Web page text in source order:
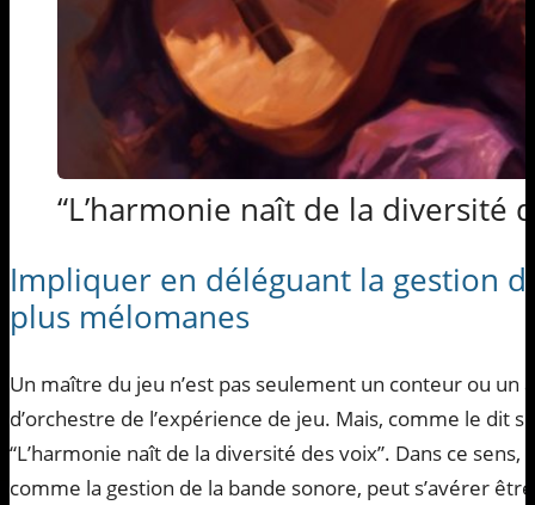
“L’harmonie naît de la diversité
Impliquer en déléguant la gestion
plus mélomanes
Un maître du jeu n’est pas seulement un conteur ou un
d’orchestre de l’expérience de jeu. Mais, comme le dit
“L’harmonie naît de la diversité des voix”. Dans ce
comme la gestion de la bande sonore, peut s’avérer